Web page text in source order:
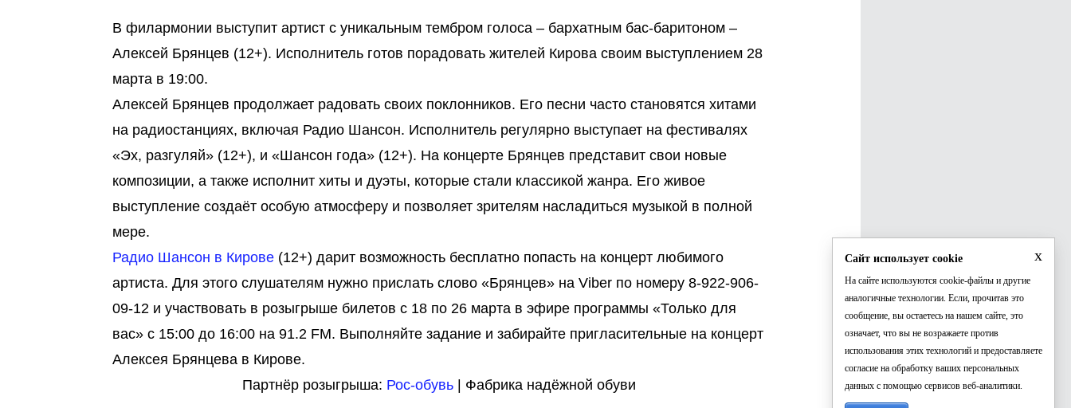
В филармонии выступит артист с уникальным тембром голоса – бархатным бас-баритоном –
Алексей Брянцев (12+). Исполнитель готов порадовать жителей Кирова своим выступлением 28
марта в 19:00.
Алексей Брянцев продолжает радовать своих поклонников. Его песни часто становятся хитами
на радиостанциях, включая Радио Шансон. Исполнитель регулярно выступает на фестивалях
«Эх, разгуляй» (12+), и «Шансон года» (12+). На концерте Брянцев представит свои новые
композиции, а также исполнит хиты и дуэты, которые стали классикой жанра. Его живое
выступление создаёт особую атмосферу и позволяет зрителям насладиться музыкой в полной
мере.
Радио Шансон в Кирове (12+) дарит возможность бесплатно попасть на концерт любимого
артиста. Для этого слушателям нужно прислать слово «Брянцев» на Viber по номеру 8-922-906-
09-12 и участвовать в розыгрыше билетов с 18 по 26 марта в эфире программы «Только для
вас» с 15:00 до 16:00 на 91.2 FM. Выполняйте задание и забирайте пригласительные на концерт
Алексея Брянцева в Кирове.
Партнёр розыгрыша: Рос-обувь | Фабрика надёжной обуви
x
Сайт использует cookie
На сайте используются cookie-файлы и другие
аналогичные технологии. Если, прочитав это
сообщение, вы остаетесь на нашем сайте, это
означает, что вы не возражаете против
использования этих технологий и предоставляете
согласие на обработку ваших персональных
данных с помощью сервисов веб-аналитики.